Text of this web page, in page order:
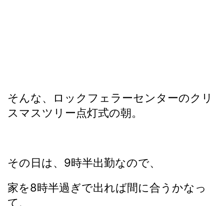
そんな、ロックフェラーセンターのクリ
スマスツリー点灯式の朝。
その日は、9時半出勤なので、
家を8時半過ぎで出れば間に合うかなっ
て、